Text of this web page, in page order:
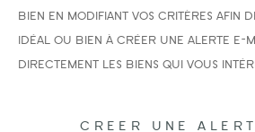
bien en modifiant vos critères afin
idéal ou bien à créer une alerte e-
directement les biens qui vous
CREER UNE